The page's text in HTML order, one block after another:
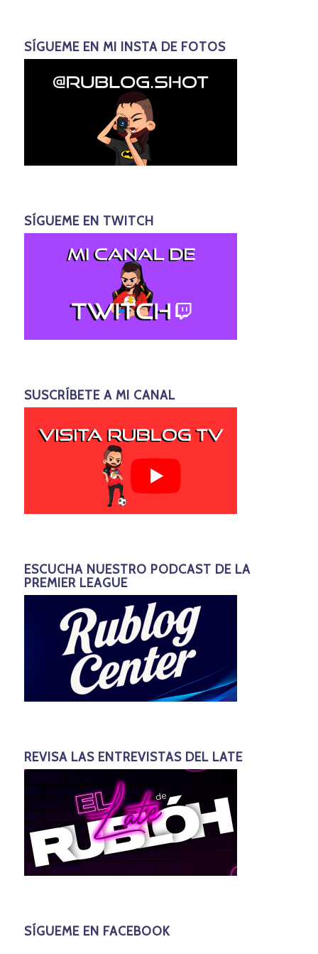
SÍGUEME EN MI INSTA DE FOTOS
SÍGUEME EN TWITCH
SUSCRÍBETE A MI CANAL
ESCUCHA NUESTRO PODCAST DE LA
PREMIER LEAGUE
REVISA LAS ENTREVISTAS DEL LATE
SÍGUEME EN FACEBOOK